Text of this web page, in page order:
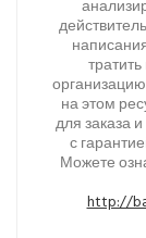
на этом
для заказа
с
Можете
http://